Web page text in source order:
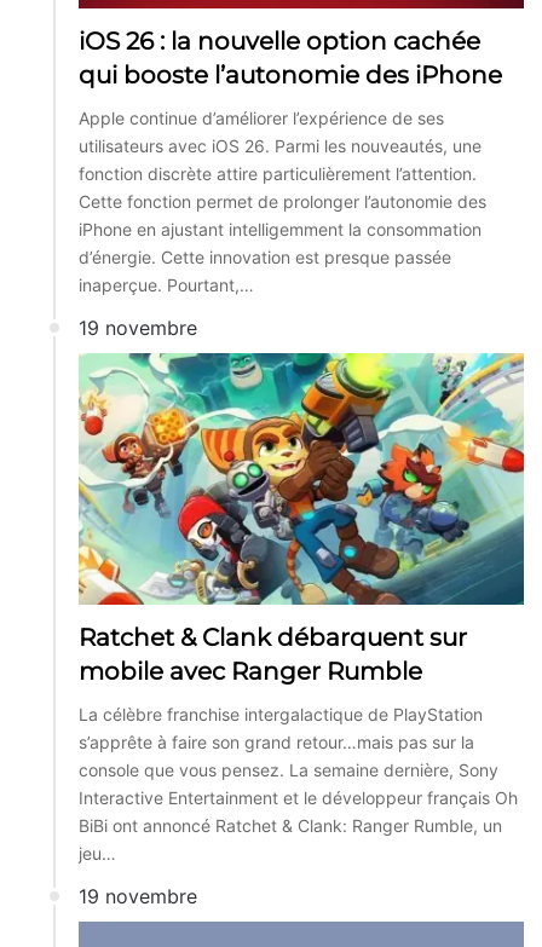
iOS 26 : la nouvelle option cachée
qui booste l’autonomie des iPhone
Apple continue d’améliorer l’expérience de ses
utilisateurs avec iOS 26. Parmi les nouveautés, une
fonction discrète attire particulièrement l’attention.
Cette fonction permet de prolonger l’autonomie des
iPhone en ajustant intelligemment la consommation
d’énergie. Cette innovation est presque passée
inaperçue. Pourtant,…
19 novembre
Ratchet & Clank débarquent sur
mobile avec Ranger Rumble
La célèbre franchise intergalactique de PlayStation
s’apprête à faire son grand retour…mais pas sur la
console que vous pensez. La semaine dernière, Sony
Interactive Entertainment et le développeur français Oh
BiBi ont annoncé Ratchet & Clank: Ranger Rumble, un
jeu…
19 novembre